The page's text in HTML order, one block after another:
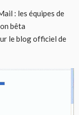
: les équipes de
bêta
le blog officiel de